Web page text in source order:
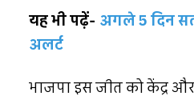
यह भी पढ़ें- अगले 5 दिन
अलर्ट
भाजपा इस जीत को केंद्र